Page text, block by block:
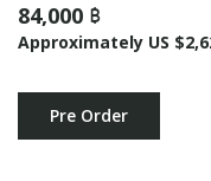
84,000 ฿
Approximately US
Pre Order